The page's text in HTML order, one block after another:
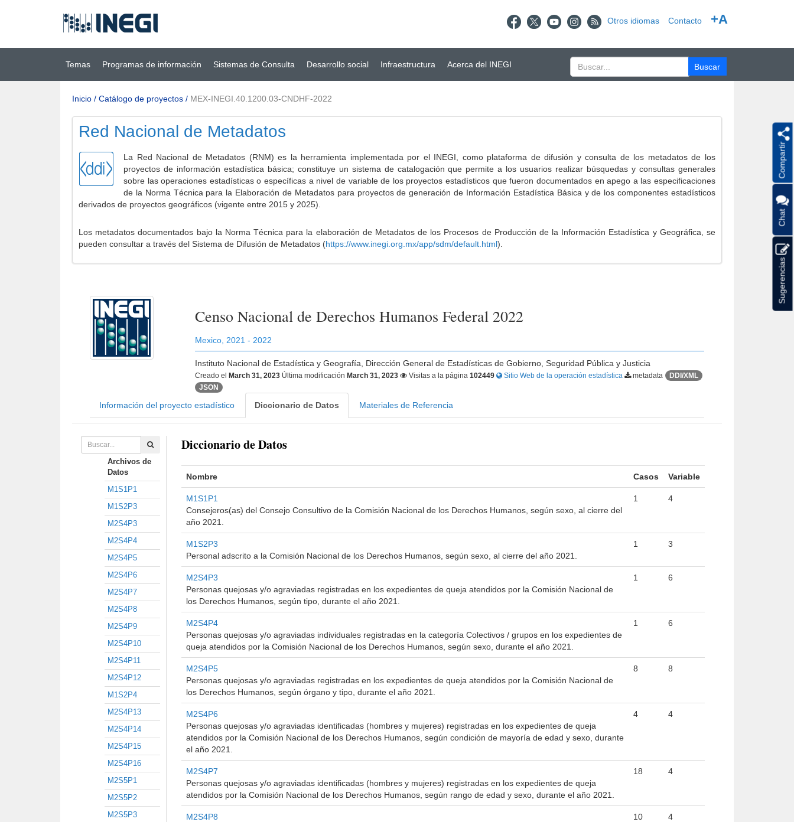
principal
(INEGI) Otros idiomas Contacto +A
Temas Programas de información Sistemas de Consulta Desarrollo social Infraestructura Acerca del INEGI
Inicio / Catálogo de proyectos / MEX-INEGI.40.1200.03-CNDHF-2022
Red Nacional de Metadatos
La Red Nacional de Metadatos (RNM) es la herramienta implementada por el INEGI, como plataforma de difusión y consulta de los metadatos de los
proyectos de información estadística básica; constituye un sistema de catalogación que permite a los usuarios realizar búsquedas y consultas generales
sobre las operaciones estadísticas o específicas a nivel de variable de los proyectos estadísticos que fueron documentados en apego a las especificaciones
de la Norma Técnica para la Elaboración de Metadatos para proyectos de generación de Información Estadística Básica y de los componentes estadísticos
derivados de proyectos geográficos (vigente entre 2015 y 2025).
Los metadatos documentados bajo la Norma Técnica para la elaboración de Metadatos de los Procesos de Producción de la Información Estadística y Geográfica, se
pueden consultar a través del Sistema de Difusión de Metadatos (https://www.inegi.org.mx/app/sdm/default.html).
Censo Nacional de Derechos Humanos Federal 2022
Mexico 2021 - 2022
Instituto Nacional de Estadística y Geografía, Dirección General de Estadísticas de Gobierno, Seguridad Pública y Justicia
Creado el March 31, 2023 Última modificación March 31, 2023 Visitas a la página102449 Sitio Web de la operación estadística metadata
DDI/XML
JSON
Información del proyecto estadístico Diccionario de Datos Materiales de Referencia
Archivos de
Datos
M1S1P1
M1S2P3
M2S4P3
M2S4P4
M2S4P5
M2S4P6
M2S4P7
M2S4P8
M2S4P9
M2S4P10
M2S4P11
M2S4P12
M1S2P4
M2S4P13
M2S4P14
M2S4P15
M2S4P16
M2S5P1
M2S5P2
M2S5P3
Diccionario de Datos
Nombre Casos Variable
M1S1P1
Consejeros(as) del Consejo Consultivo de la Comisión Nacional de los Derechos Humanos, según sexo, al cierre del
año 2021.
1 4
M1S2P3
Personal adscrito a la Comisión Nacional de los Derechos Humanos, según sexo, al cierre del año 2021.
1 3
M2S4P3
Personas quejosas y/o agraviadas registradas en los expedientes de queja atendidos por la Comisión Nacional de
los Derechos Humanos, según tipo, durante el año 2021.
1 6
M2S4P4
Personas quejosas y/o agraviadas individuales registradas en la categoría Colectivos / grupos en los expedientes de
queja atendidos por la Comisión Nacional de los Derechos Humanos, según sexo, durante el año 2021.
1 6
M2S4P5
Personas quejosas y/o agraviadas registradas en los expedientes de queja atendidos por la Comisión Nacional de
los Derechos Humanos, según órgano y tipo, durante el año 2021.
8 8
M2S4P6
Personas quejosas y/o agraviadas identificadas (hombres y mujeres) registradas en los expedientes de queja
atendidos por la Comisión Nacional de los Derechos Humanos, según condición de mayoría de edad y sexo, durante
el año 2021.
4 4
M2S4P7
Personas quejosas y/o agraviadas identificadas (hombres y mujeres) registradas en los expedientes de queja
atendidos por la Comisión Nacional de los Derechos Humanos, según rango de edad y sexo, durante el año 2021.
18 4
M2S4P8
10 4
Compartir
Chat
Sugerencias